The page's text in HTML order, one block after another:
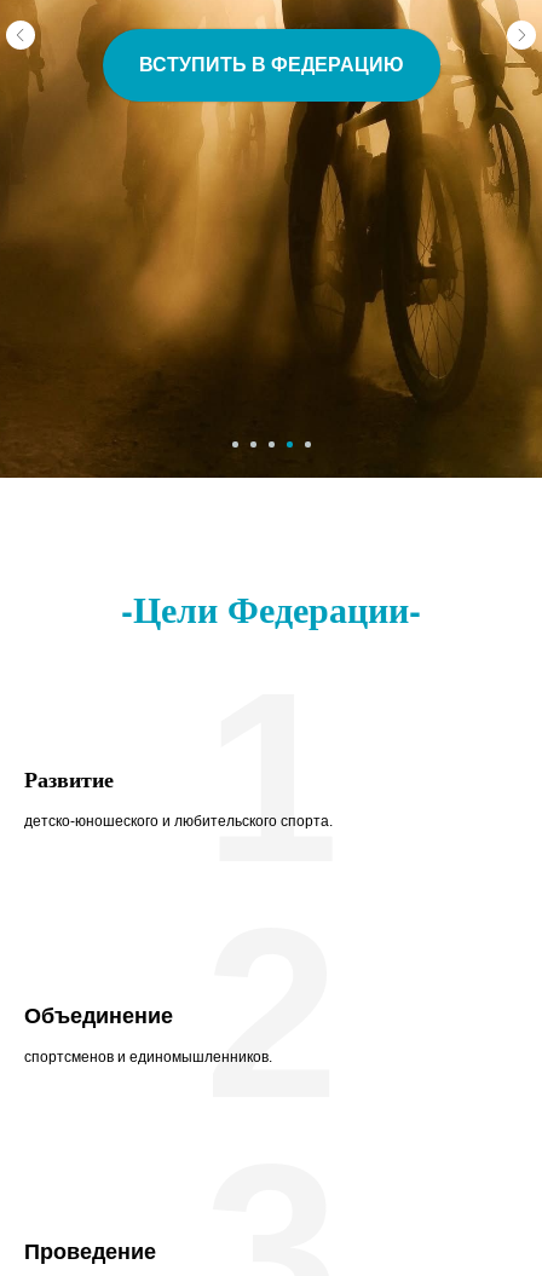
ВСТУПИТЬ В ФЕДЕРАЦИЮ
-Цели Федерации-
Развитие
детско-юношеского и любительского спорта.
1
Объединение
спортсменов и единомышленников.
2
Проведение